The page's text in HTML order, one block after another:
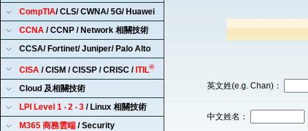
CompTIA/ CLS/ CWNA/ 5G/ Huawei
CCNA / CCNP / Network 相關技術
CCSA/ Fortinet/ Juniper/ Palo Alto
CISA / CISM / CISSP / CRISC / ITIL®
Cloud 及相關技術
LPI Level 1 ‧ 2 ‧ 3 / Linux 相關技術
M365 商務雲端 / Security
英文姓(e.g. Chan)：
中文姓名：